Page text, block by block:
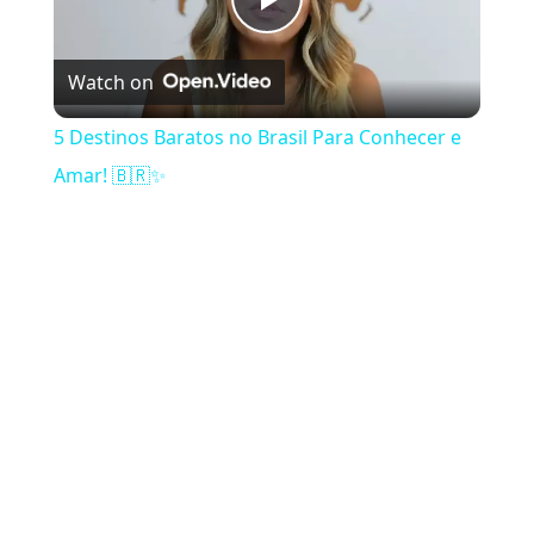
Play Video
Watch on
5 Destinos Baratos no Brasil Para Conhecer e
Amar! 🇧🇷✨